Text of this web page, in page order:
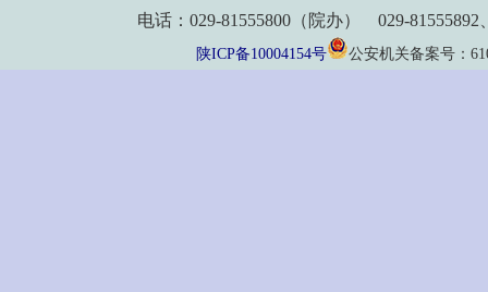
电话：029-81555800（院办） 029-81555892
陕ICP备10004154号 公安机关备案号：